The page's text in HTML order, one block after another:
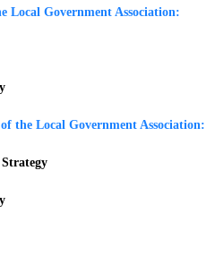
Local Government Association:
the Local Government Association: